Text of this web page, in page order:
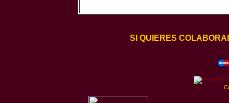
SI QUIERES